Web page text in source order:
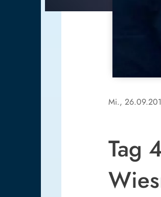
Mi.,
Tag